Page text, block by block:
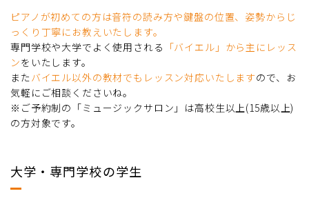
ピアノが初めての方は音符の読み方や鍵盤の位置、姿勢からじ
っくり丁寧にお教えいたします。
専門学校や大学でよく使用される 「バイエル」から主にレッス
ンをいたします。
また バイエル以外の教材でもレッスン対応いたしますので、お
気軽にご相談くださいね。
※ご予約制の「ミュージックサロン」は高校生以上(15歳以上)
の方対象です。
大学・専門学校の学生